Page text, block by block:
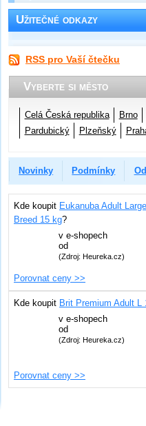
Užitečné odkazy
RSS pro Vaší čtečku
Vyberte si město
Celá Česká republika Brno
Pardubický
Plzeňský
Novinky Podmínky
Kde koupit Eukanuba Adult Large
Breed 15 kg?
v e-shopech
od
(Zdroj: Heureka.cz)
Porovnat ceny >>
Kde koupit Brit Premium Adult L
v e-shopech
od
(Zdroj: Heureka.cz)
Porovnat ceny >>